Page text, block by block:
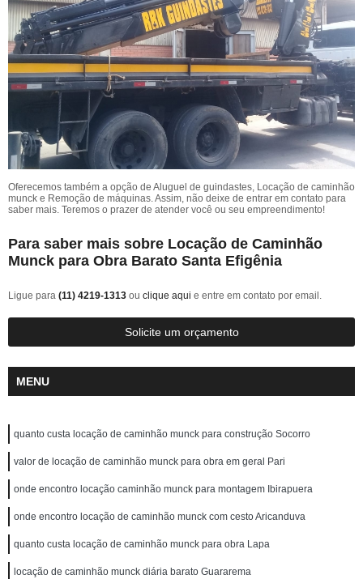
Oferecemos também a opção de Aluguel de guindastes, Locação de caminhão
munck e Remoção de máquinas. Assim, não deixe de entrar em contato para
saber mais. Teremos o prazer de atender você ou seu empreendimento!
Para saber mais sobre Locação de Caminhão
Munck para Obra Barato Santa Efigênia
Ligue para (11) 4219-1313 ou clique aqui e entre em contato por email.
Solicite um orçamento
MENU
quanto custa locação de caminhão munck para construção Socorro
valor de locação de caminhão munck para obra em geral Pari
onde encontro locação caminhão munck para montagem Ibirapuera
onde encontro locação de caminhão munck com cesto Aricanduva
quanto custa locação de caminhão munck para obra Lapa
locação de caminhão munck diária barato Guararema